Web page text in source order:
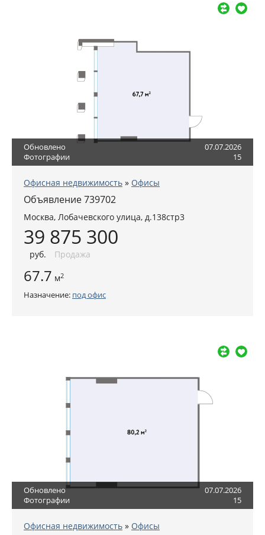
Обновлено
07.07.2026
Фотографии
15
Офисная недвижимость » Офисы
Объявление 739702
Москва, Лобачевского улица, д.138стр3
39 875 300
руб. Продажа
67.7 м2
Назначение: под офис
Обновлено
07.07.2026
Фотографии
15
Офисная недвижимость » Офисы